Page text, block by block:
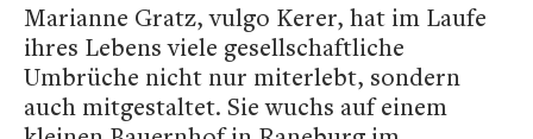
Marianne Gratz, vulgo Kerer, hat im Laufe
ihres Lebens viele gesellschaftliche
Umbrüche nicht nur miterlebt, sondern
auch mitgestaltet. Sie wuchs auf einem